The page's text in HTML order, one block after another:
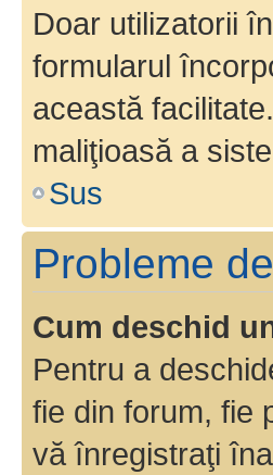
Doar utilizatorii
formularul
această
maliţioasă a
Sus
Probleme
Cum deschid
Pentru a
fie din forum, fie
vă înregistraţi